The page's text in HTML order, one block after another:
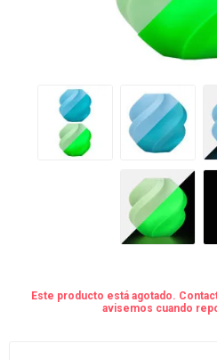
Este producto está agotado.
avisemos cuando